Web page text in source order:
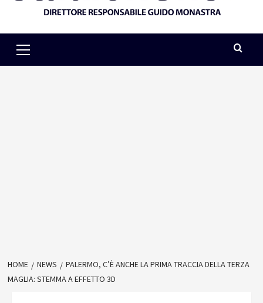
Menu
HOME NEWS
PALERMO, C’È ANCHE LA PRIMA TRACCIA DELLA TERZA
MAGLIA: STEMMA A EFFETTO 3D